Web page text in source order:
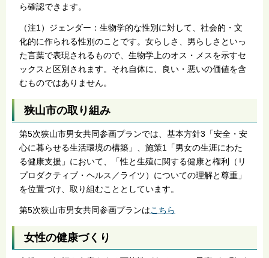
ら確認できます。
（注1）ジェンダー：生物学的な性別に対して、社会的・文
化的に作られる性別のことです。女らしさ、男らしさといっ
た言葉で表現されるもので、生物学上のオス・メスを示すセ
ックスと区別されます。それ自体に、良い・悪いの価値を含
むものではありません。
狭山市の取り組み
第5次狭山市男女共同参画プランでは、基本方針3「安全・安
心に暮らせる生活環境の構築」、施策1「男女の生涯にわた
る健康支援」において、「性と生殖に関する健康と権利（リ
プロダクティブ・ヘルス／ライツ）についての理解と尊重」
を位置づけ、取り組むこととしています。
第5次狭山市男女共同参画プランはこちら
女性の健康づくり